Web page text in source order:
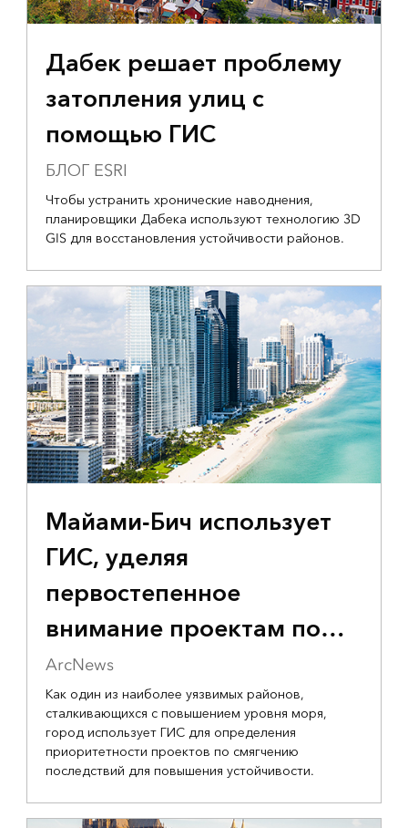
Дабек решает проблему
затопления улиц с
помощью ГИС
БЛОГ ESRI
Чтобы устранить хронические наводнения,
планировщики Дабека используют технологию 3D
GIS для восстановления устойчивости районов.
Майами-Бич использует
ГИС, уделяя
первостепенное
внимание проектам по
смягчению последствий
ArcNews
Как один из наиболее уязвимых районов,
сталкивающихся с повышением уровня моря,
город использует ГИС для определения
приоритетности проектов по смягчению
последствий для повышения устойчивости.